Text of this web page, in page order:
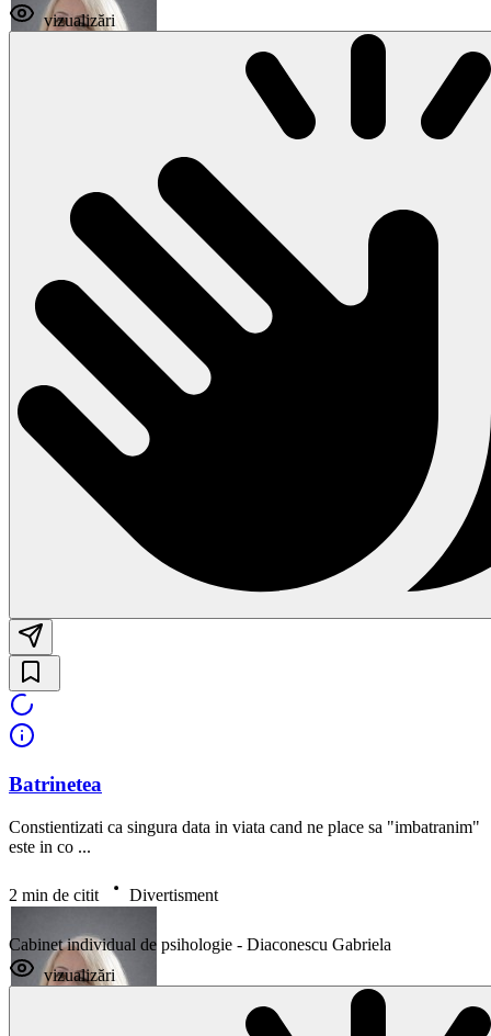
vizualizări
Batrinetea
Constientizati ca singura data in viata cand ne place sa "imbatranim"
este in co ...
2 min de citit Divertisment
Cabinet individual de psihologie - Diaconescu Gabriela
vizualizări